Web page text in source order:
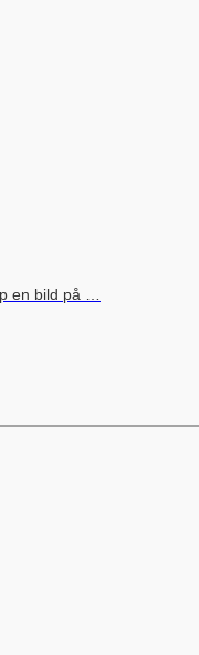
en bild på …